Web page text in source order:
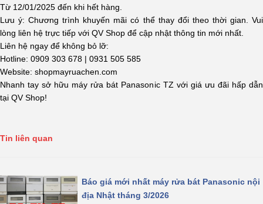
Từ 12/01/2025 đến khi hết hàng.
Lưu ý: Chương trình khuyến mãi có thể thay đổi theo thời gian. Vui
lòng liên hệ trực tiếp với QV Shop để cập nhật thông tin mới nhất.
Liên hệ ngay để không bỏ lỡ:
Hotline: 0909 303 678 | 0931 505 585
Website: shopmayruachen.com
Nhanh tay sở hữu máy rửa bát Panasonic TZ với giá ưu đãi hấp dẫn
tại QV Shop!
Tin liên quan
Báo giá mới nhất máy rửa bát Panasonic nội
địa Nhật tháng 3/2026